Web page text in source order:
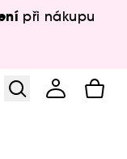
při nákupu